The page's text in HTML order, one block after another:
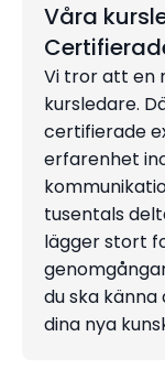
Våra
Vi tror att en
kursledare.
certifierade
erfarenhet
tusentals
lägger stort
du ska
dina nya